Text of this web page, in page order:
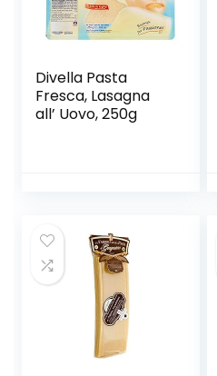
Divella Pasta
Fresca, Lasagna
all’ Uovo, 250g